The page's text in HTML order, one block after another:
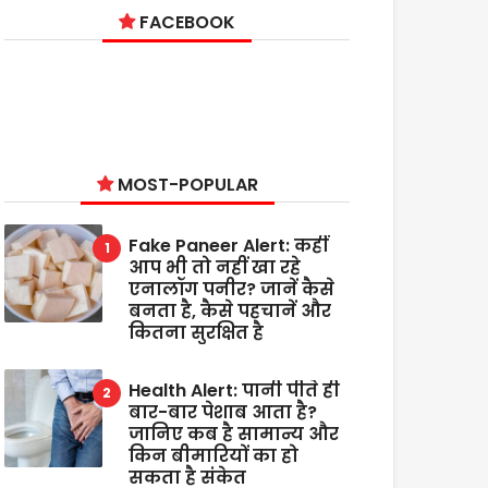
FACEBOOK
MOST-POPULAR
Fake Paneer Alert: कहीं
आप भी तो नहीं खा रहे
एनालॉग पनीर? जानें कैसे
बनता है, कैसे पहचानें और
कितना सुरक्षित है
Health Alert: पानी पीते ही
बार-बार पेशाब आता है?
जानिए कब है सामान्य और
किन बीमारियों का हो
सकता है संकेत